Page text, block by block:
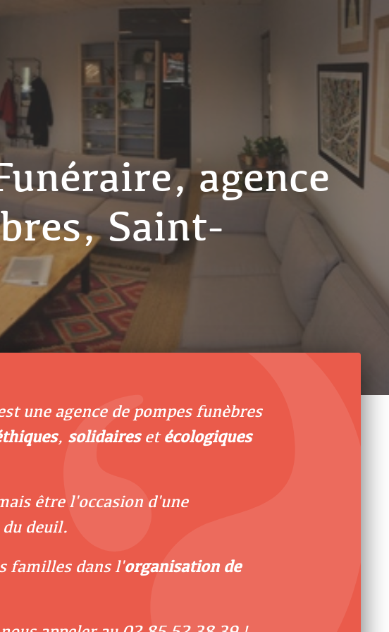
agence
Saint-
une agence de pompes funèbres
, solidairesetécologiques
être l'occasion d'une
deuil.
familles dans l'organisation de